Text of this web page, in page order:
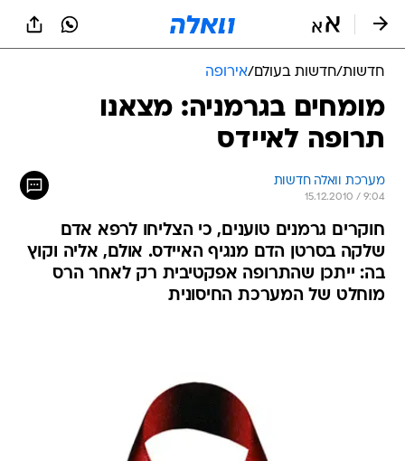
חדשות/חדשות בעולם/אירופה
מומחים בגרמניה: מצאנו
תרופה לאיידס
מערכת וואלה חדשות
15.12.2010 / 9:04
חוקרים גרמנים טוענים, כי הצליחו לרפא אדם
שלקה בסרטן הדם מנגיף האיידס. אולם, אליה וקוץ
בה: ייתכן שהתרופה אפקטיבית רק לאחר הרס
מוחלט של המערכת החיסונית